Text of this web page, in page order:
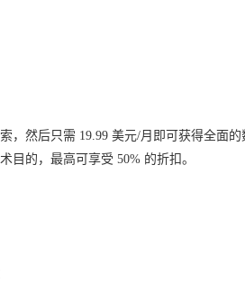
，然后只需 19.99 美元/月即可获得全面
目的，最高可享受 50% 的折扣。